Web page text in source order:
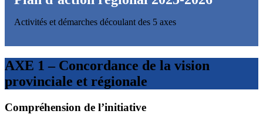
Activités et démarches découlant des 5 axes
AXE 1 – Concordance de la vision
provinciale et régionale
Compréhension de l’initiative